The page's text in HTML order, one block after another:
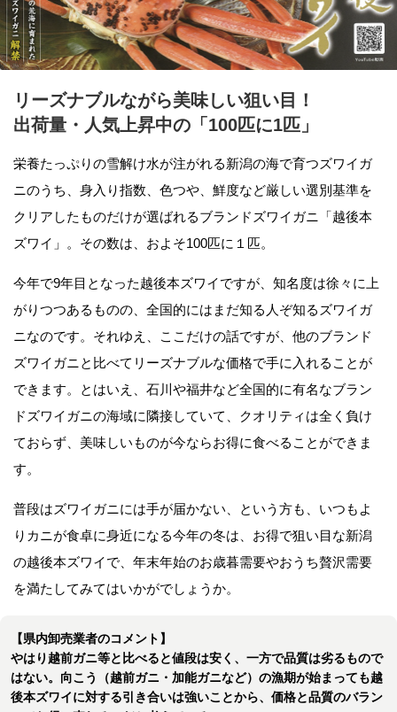
リーズナブルながら美味しい狙い目！
出荷量・人気上昇中の「100匹に1匹」
栄養たっぷりの雪解け水が注がれる新潟の海で育つズワイガ
ニのうち、身入り指数、色つや、鮮度など厳しい選別基準を
クリアしたものだけが選ばれるブランドズワイガニ「越後本
ズワイ」。その数は、およそ100匹に１匹。
今年で9年目となった越後本ズワイですが、知名度は徐々に上
がりつつあるものの、全国的にはまだ知る人ぞ知るズワイガ
ニなのです。それゆえ、ここだけの話ですが、他のブランド
ズワイガニと比べてリーズナブルな価格で手に入れることが
できます。とはいえ、石川や福井など全国的に有名なブラン
ドズワイガニの海域に隣接していて、クオリティは全く負け
ておらず、美味しいものが今ならお得に食べることができま
す。
普段はズワイガニには手が届かない、という方も、いつもよ
りカニが食卓に身近になる今年の冬は、お得で狙い目な新潟
の越後本ズワイで、年末年始のお歳暮需要やおうち贅沢需要
を満たしてみてはいかがでしょうか。
【県内卸売業者のコメント】
やはり越前ガニ等と比べると値段は安く、一方で品質は劣るもので
はない。向こう（越前ガニ・加能ガニなど）の漁期が始まっても越
後本ズワイに対する引き合いは強いことから、価格と品質のバラン